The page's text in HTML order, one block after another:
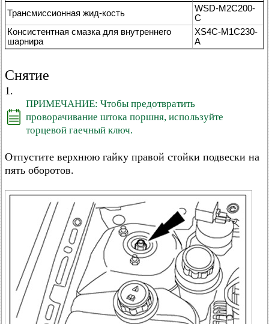
Трансмиссионная жид-кость
WSD-M2C200-
C
Консистентная смазка для внутреннего
шарнира
XS4C-M1C230-
A
Снятие
1.
ПРИМЕЧАНИЕ: Чтобы предотвратить
проворачивание штока поршня, используйте
торцевой гаечный ключ.
Отпустите верхнюю гайку правой стойки подвески на
пять оборотов.